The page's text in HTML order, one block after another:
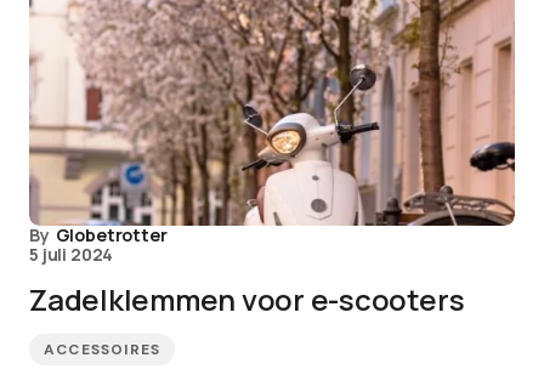
By Globetrotter
5 juli 2024
Zadelklemmen voor e-scooters
ACCESSOIRES